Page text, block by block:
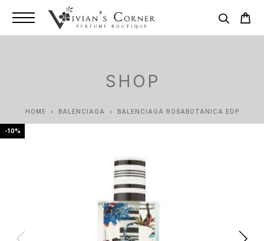
SHOP
HOME BALENCIAGA BALENCIAGA ROSABOTANICA EDP
-10%